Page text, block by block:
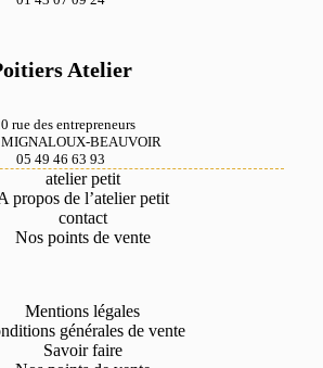
Atelier
rue des entrepreneurs
BEAUVOIR
05 49 46 63 93
atelier petit
propos de l’atelier petit
contact
Nos points de vente
Mentions légales
générales de vente
Savoir faire